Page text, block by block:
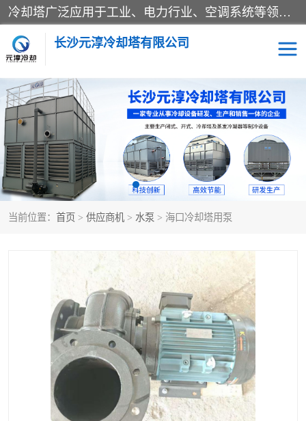
冷却塔广泛应用于工业、电力行业、空调系统等领域。在电力行业中，用于冷却发电机组的循环水；在工业生产中，如化工、冶金等行业，可降低生产过程中产生的热量；在空调系统中，为空调设备提供冷却水源
长沙元淳冷却塔有限公司
当前位置： 首页 > 供应商机 > 水泵 > 海口冷却塔用泵
方形开式冷却塔 圆形冷却塔
闭式冷却塔 水箱
电控箱 水泵
板式换热器